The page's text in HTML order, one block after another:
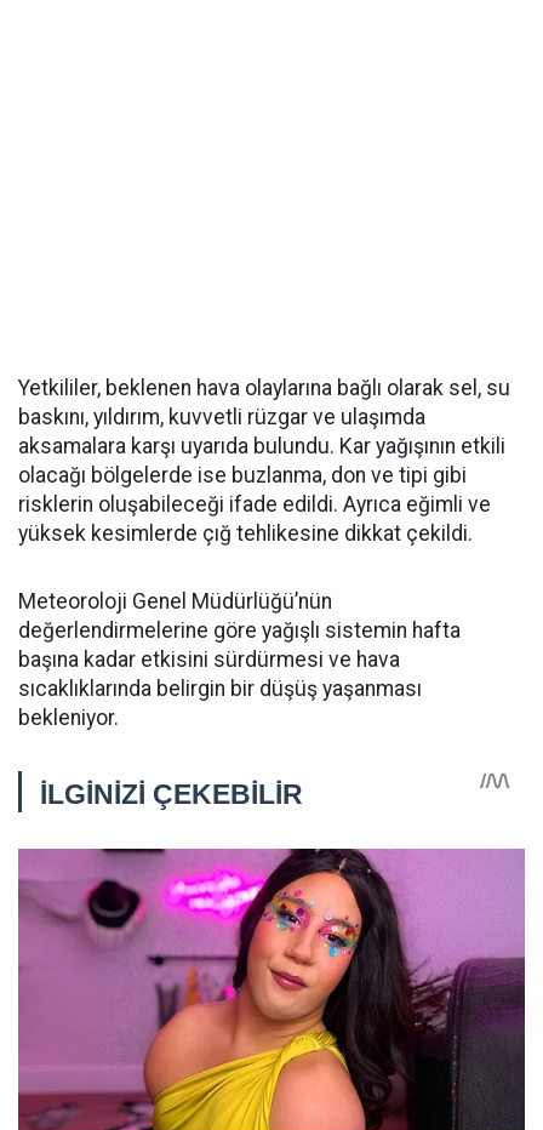
Yetkililer, beklenen hava olaylarına bağlı olarak sel, su
baskını, yıldırım, kuvvetli rüzgar ve ulaşımda
aksamalara karşı uyarıda bulundu. Kar yağışının etkili
olacağı bölgelerde ise buzlanma, don ve tipi gibi
risklerin oluşabileceği ifade edildi. Ayrıca eğimli ve
yüksek kesimlerde çığ tehlikesine dikkat çekildi.
Meteoroloji Genel Müdürlüğü’nün
değerlendirmelerine göre yağışlı sistemin hafta
başına kadar etkisini sürdürmesi ve hava
sıcaklıklarında belirgin bir düşüş yaşanması
bekleniyor.